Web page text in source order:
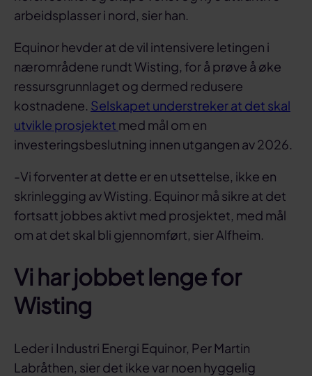
arbeidsplasser i nord, sier han.
Equinor hevder at de vil intensivere letingen i
nærområdene rundt Wisting, for å prøve å øke
ressursgrunnlaget og dermed redusere
kostnadene. Selskapet understreker at det skal
utvikle prosjektet med mål om en
investeringsbeslutning innen utgangen av 2026.
-Vi forventer at dette er en utsettelse, ikke en
skrinlegging av Wisting. Equinor må sikre at det
fortsatt jobbes aktivt med prosjektet, med mål
om at det skal bli gjennomført, sier Alfheim.
Vi har jobbet lenge for
Wisting
Leder i Industri Energi Equinor, Per Martin
Labråthen, sier det ikke var noen hyggelig